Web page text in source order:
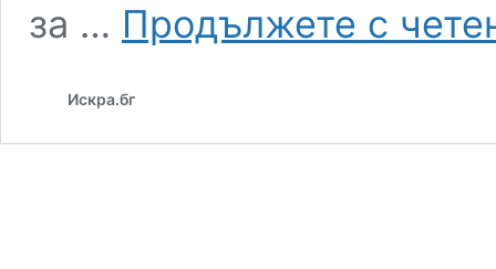
за … Продължете с
Искра.бг